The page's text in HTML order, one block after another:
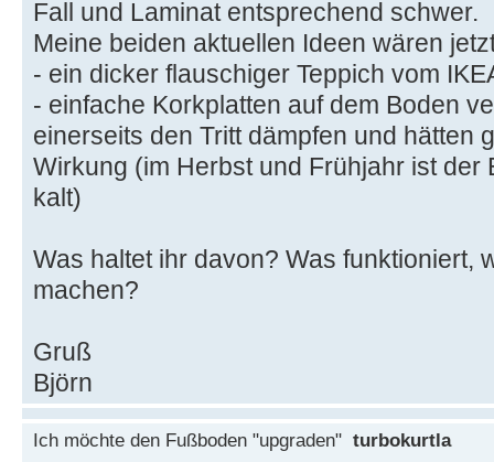
Fall und Laminat entsprechend schwer.
Meine beiden aktuellen Ideen wären
- ein dicker flauschiger Teppich vom
- einfache Korkplatten auf dem Boden
einerseits den Tritt dämpfen und hätten
Wirkung (im Herbst und Frühjahr ist der
kalt)
Was haltet ihr davon? Was funktioniert,
machen?
Gruß
Björn
Ich möchte den Fußboden "upgraden" turbokurtla